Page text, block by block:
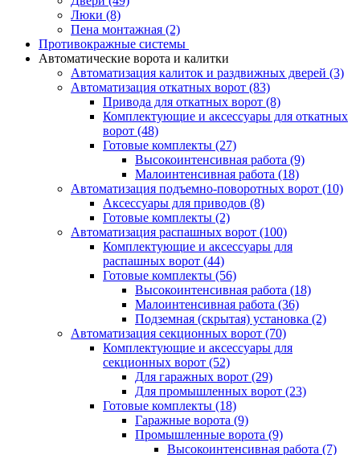
Люки (8)
Пена монтажная (2)
Противокражные системы
Автоматические ворота и калитки
Автоматизация калиток и раздвижных дверей (3)
Автоматизация откатных ворот (83)
Привода для откатных ворот (8)
Комплектующие и аксессуары для откатных
ворот (48)
Готовые комплекты (27)
Высокоинтенсивная работа (9)
Малоинтенсивная работа (18)
Автоматизация подъемно-поворотных ворот (10)
Аксессуары для приводов (8)
Готовые комплекты (2)
Автоматизация распашных ворот (100)
Комплектующие и аксессуары для
распашных ворот (44)
Готовые комплекты (56)
Высокоинтенсивная работа (18)
Малоинтенсивная работа (36)
Подземная (скрытая) установка (2)
Автоматизация секционных ворот (70)
Комплектующие и аксессуары для
секционных ворот (52)
Для гаражных ворот (29)
Для промышленных ворот (23)
Готовые комплекты (18)
Гаражные ворота (9)
Промышленные ворота (9)
Высокоинтенсивная работа (7)